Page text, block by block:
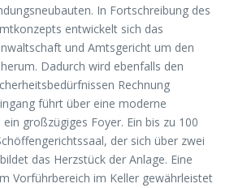
In Fortschreibung des
entwickelt sich das
und Amtsgericht um den
Dadurch wird ebenfalls den
Rechnung
führt über eine moderne
großzügiges Foyer. Ein bis zu 100
der sich über zwei
das Herzstück der Anlage. Eine
Vorführbereich im Keller gewährleistet